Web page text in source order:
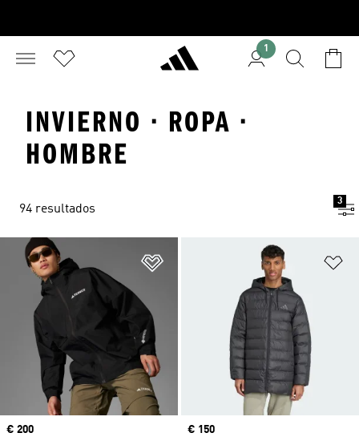
1
INVIERNO · ROPA ·
HOMBRE
94 resultados
3
Añadir a la lista de deseos
Precio
€ 200
Precio
€ 150